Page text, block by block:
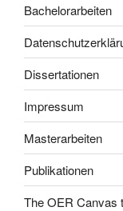
Bachelorarbeiten
Dissertationen
Impressum
Masterarbeiten
Publikationen
The OER Canvas